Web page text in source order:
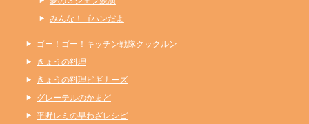
みんな！ゴハンだよ
ゴー！ゴー！キッチン戦隊クックルン
きょうの料理
きょうの料理ビギナーズ
グレーテルのかまど
平野レミの早わざレシピ